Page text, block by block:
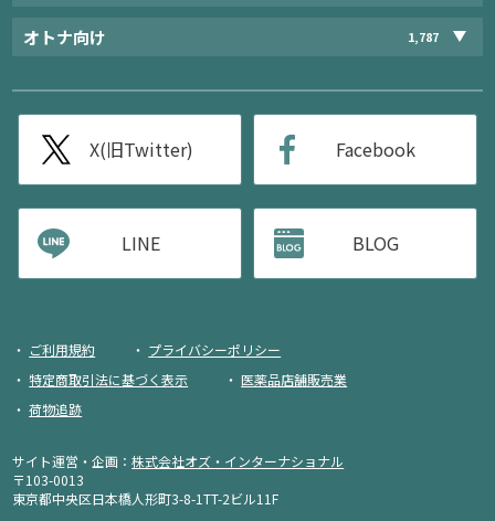
オトナ向け 1,787
X(旧Twitter) Facebook
LINE BLOG
ご利用規約
プライバシーポリシー
特定商取引法に基づく表示
医薬品店舗販売業
荷物追跡
サイト運営・企画：株式会社オズ・インターナショナル
〒103-0013
東京都中央区日本橋人形町3-8-1TT-2ビル11F